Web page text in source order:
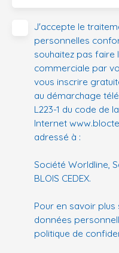
J'accepte le
personnelles
souhaitez pas
commerciale par
vous inscrire
au démarchage
L223-1 du code de
Internet
adressé à :
Société Worldline,
BLOIS CEDEX.
Pour en savoir
données
politique de